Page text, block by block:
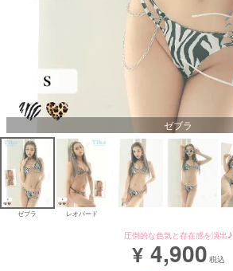
ゼブラ
ゼブラ レオパード
圧倒的な色気と存在感を演出♪
¥ 4,900 税込